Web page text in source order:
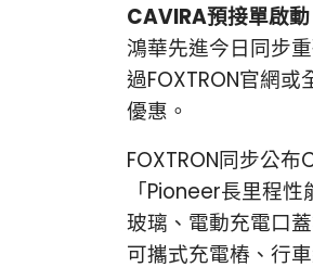
CAVIRA預接單啟
鴻華先進今日同步
過FOXTRON官網
優惠。
FOXTRON同步公
「Pioneer長里程
玻璃、電動充電口
可攜式充電樁、行